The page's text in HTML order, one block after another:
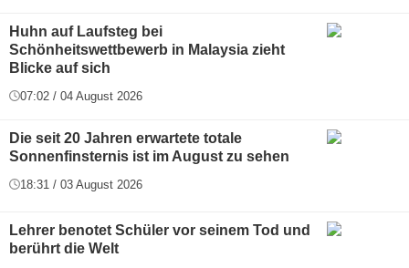
Huhn auf Laufsteg bei
Schönheitswettbewerb in Malaysia zieht
Blicke auf sich
07:02 / 04 August 2026
Die seit 20 Jahren erwartete totale
Sonnenfinsternis ist im August zu sehen
18:31 / 03 August 2026
Lehrer benotet Schüler vor seinem Tod und
berührt die Welt